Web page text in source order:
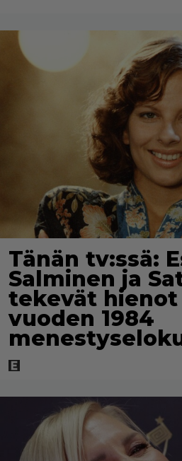
Tänän tv:ssä:
Salminen ja
tekevät
vuoden 1984